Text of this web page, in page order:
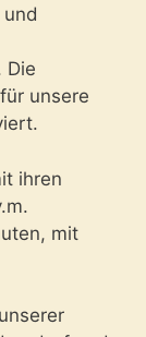
Die
unsere
ihren
mit